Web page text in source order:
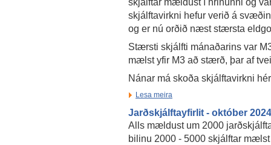
skjálftavirkni hefur verið á
og er nú orðið næst stærsta
Stærsti skjálfti mánaðarins var
mælst yfir M3 að stærð, þar af
Nánar má skoða skjálftavirkni
Lesa meira
Jarðskjálftayfirlit - október 2024
Alls mældust um 2000
bilinu 2000 - 5000 skjálftar